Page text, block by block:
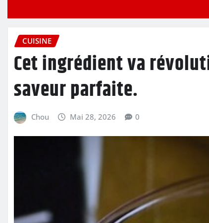
CUISINE
Cet ingrédient va
saveur parfaite.
Chou Mai 28, 2026 0